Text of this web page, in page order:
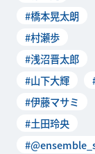
#橋本晃太朗
#村瀬歩
#浅沼晋太郎
#山下大輝
#伊藤マサミ
#土田玲央